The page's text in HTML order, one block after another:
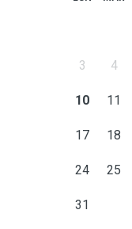
3 4
10 11
17 18
24 25
31